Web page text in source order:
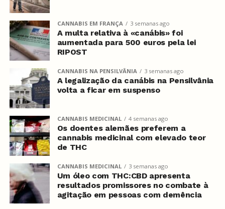
CANNABIS EM FRANÇA 3 semanas ago
A multa relativa à «canábis» foi
aumentada para 500 euros pela lei
RIPOST
CANNABIS NA PENSILVÂNIA 3 semanas ago
A legalização da canábis na Pensilvânia
volta a ficar em suspenso
CANNABIS MEDICINAL 4 semanas ago
Os doentes alemães preferem a
cannabis medicinal com elevado teor
de THC
CANNABIS MEDICINAL 3 semanas ago
Um óleo com THC:CBD apresenta
resultados promissores no combate à
agitação em pessoas com demência